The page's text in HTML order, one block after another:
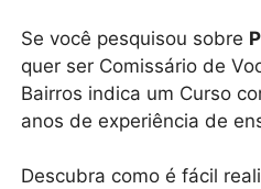
Se você pesquisou sobre
quer ser Comissário de
Bairros indica um Curso
anos de experiência de
Descubra como é fácil